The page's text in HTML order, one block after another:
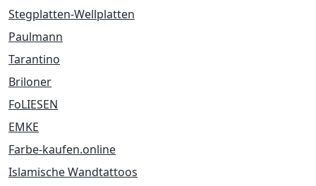
Stegplatten-Wellplatten
Paulmann
Tarantino
Briloner
FoLIESEN
EMKE
Farbe-kaufen.online
Islamische Wandtattoos